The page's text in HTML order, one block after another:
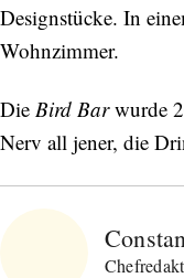
Designstücke. In
Wohnzimmer.
Die Bird Barwurde
Nerv all jener, die